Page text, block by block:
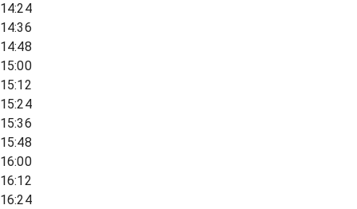
14:24
14:36
14:48
15:00
15:12
15:24
15:36
15:48
16:00
16:12
16:24